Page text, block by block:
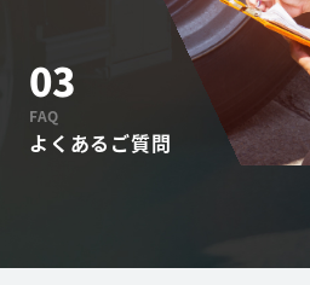
03
FAQ
よくあるご質問